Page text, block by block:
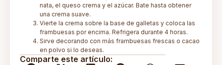
nata, el queso crema y el azúcar. Bate hasta obtener
una crema suave.
Vierte la crema sobre la base de galletas y coloca las
frambuesas por encima. Refrigera durante 4 horas.
Sirve decorando con más frambuesas frescas o cacao
en polvo si lo deseas.
Comparte este artículo: